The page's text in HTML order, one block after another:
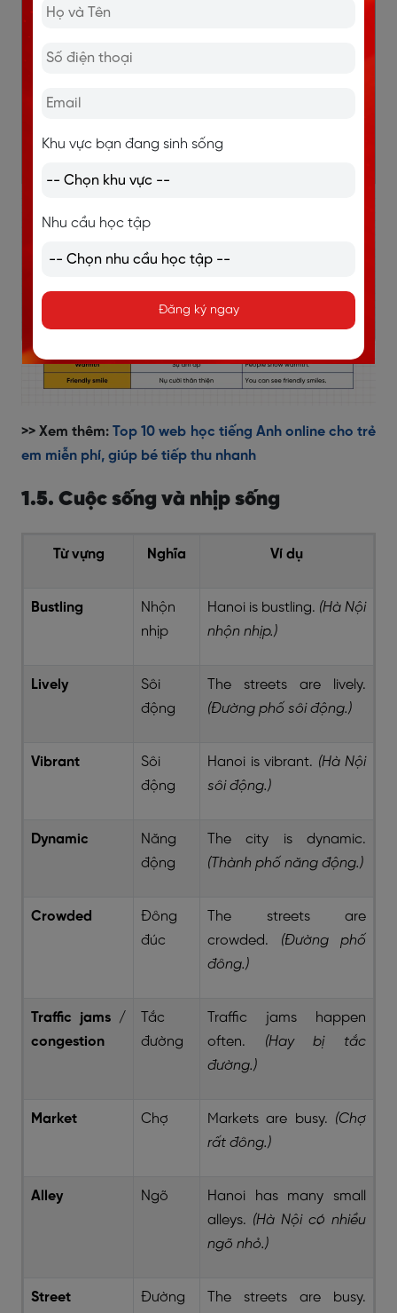
Genuine
thành.)
>> Xem thêm:Top 10 web học tiếng Anh online cho trẻ
em miễn phí, giúp bé tiếp thu nhanh
1.5. Cuộc sống và nhịp sống
Từ vựng Nghĩa Ví dụ
Bustling
Nhộn
nhịp
Hanoi is bustling. (Hà Nội
nhộn nhịp.)
Lively
Sôi
động
The streets are lively.
(Đường phố sôi động.)
Vibrant
Sôi
động
Hanoi is vibrant. (Hà Nội
sôi động.)
Dynamic
Năng
động
The city is dynamic.
(Thành phố năng động.)
Crowded
Đông
đúc
The streets are
crowded. (Đường phố
đông.)
Traffic jams /
congestion
Tắc
đường
Traffic jams happen
often. (Hay bị tắc
đường.)
Market Chợ Markets are busy. (Chợ
rất đông.)
Alley Ngõ
Hanoi has many small
alleys. (Hà Nội có nhiều
ngõ nhỏ.)
Street
Đường
The streets are busy.
Khu vực bạn đang sinh sống
Nhu cầu học tập
Đăng ký ngay